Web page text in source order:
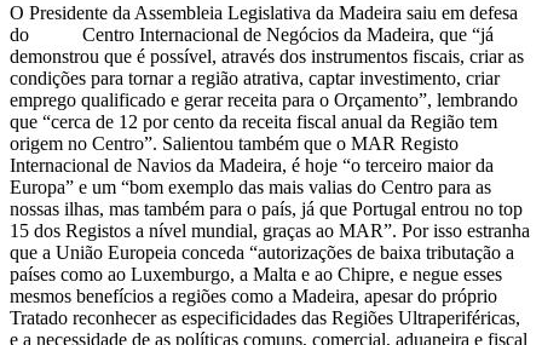
O Presidente da Assembleia Legislativa da Madeira saiu em defesa
do Centro Internacional de Negócios da Madeira, que “já
demonstrou que é possível, através dos instrumentos fiscais, criar as
condições para tornar a região atrativa, captar investimento, criar
emprego qualificado e gerar receita para o Orçamento”, lembrando
que “cerca de 12 por cento da receita fiscal anual da Região tem
origem no Centro”. Salientou também que o MAR Registo
Internacional de Navios da Madeira, é hoje “o terceiro maior da
Europa” e um “bom exemplo das mais valias do Centro para as
nossas ilhas, mas também para o país, já que Portugal entrou no top
15 dos Registos a nível mundial, graças ao MAR”. Por isso estranha
que a União Europeia conceda “autorizações de baixa tributação a
países como ao Luxemburgo, a Malta e ao Chipre, e negue esses
mesmos benefícios a regiões como a Madeira, apesar do próprio
Tratado reconhecer as especificidades das Regiões Ultraperiféricas,
e a necessidade de as políticas comuns, comercial, aduaneira e fiscal